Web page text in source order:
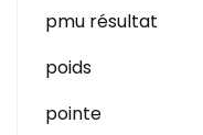
pmu résultat
poids
pointe